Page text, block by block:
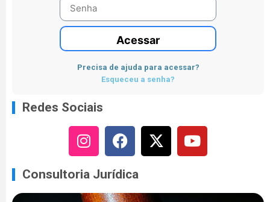
Acessar
Precisa de ajuda para acessar?
Esqueceu a senha?
Redes Sociais
Consultoria Jurídica